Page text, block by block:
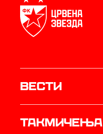
Вести
Такмичења